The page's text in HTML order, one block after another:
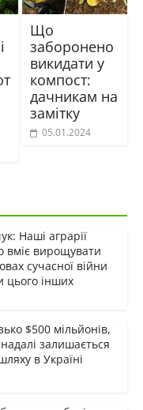
Що
заборонено
викидати у
компост:
дачникам на
замітку
05.01.2024
Наші аграрії
вміє вирощувати
сучасної війни
цього інших
$500 мільйонів,
залишається
в Україні